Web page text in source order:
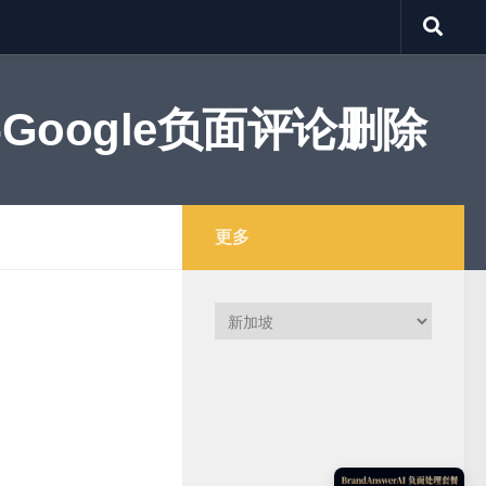
负面评论删除
更多